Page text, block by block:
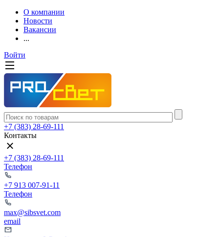
О компании
Новости
Вакансии
...
Войти
+7 (383) 28-69-111
Контакты
+7 (383) 28-69-111
Телефон
+7 913 007-91-11
Телефон
max@sibsvet.com
email